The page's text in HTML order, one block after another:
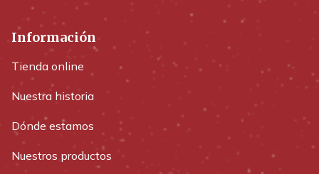
Información
Tienda online
Nuestra historia
Dónde estamos
Nuestros productos